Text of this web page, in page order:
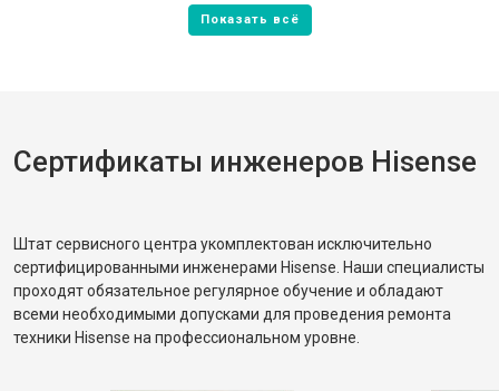
Сертификаты инженеров Hisense
Штат сервисного центра укомплектован исключительно
сертифицированными инженерами Hisense. Наши специалисты
проходят обязательное регулярное обучение и обладают
всеми необходимыми допусками для проведения ремонта
техники Hisense на профессиональном уровне.